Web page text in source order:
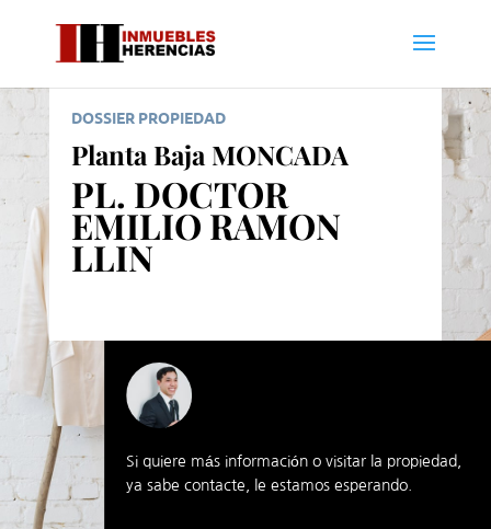
DOSSIER PROPIEDAD
Planta Baja MONCADA
PL. DOCTOR
EMILIO RAMON
LLIN
Si quiere más información o visitar la propiedad,
ya sabe contacte, le estamos esperando.